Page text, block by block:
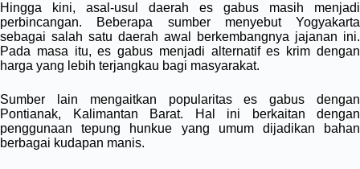
Hingga kini, asal-usul daerah es gabus masih menjadi
perbincangan. Beberapa sumber menyebut Yogyakarta
sebagai salah satu daerah awal berkembangnya jajanan ini.
Pada masa itu, es gabus menjadi alternatif es krim dengan
harga yang lebih terjangkau bagi masyarakat.
Sumber lain mengaitkan popularitas es gabus dengan
Pontianak, Kalimantan Barat. Hal ini berkaitan dengan
penggunaan tepung hunkue yang umum dijadikan bahan
berbagai kudapan manis.